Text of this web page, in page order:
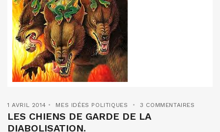
1 AVRIL 2014 MES IDÉES POLITIQUES 3 COMMENTAIRES
LES CHIENS DE GARDE DE LA
DIABOLISATION.